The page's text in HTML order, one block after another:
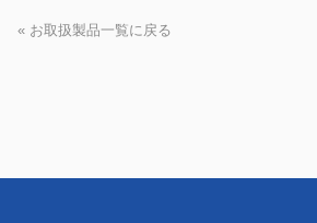
« お取扱製品一覧に戻る